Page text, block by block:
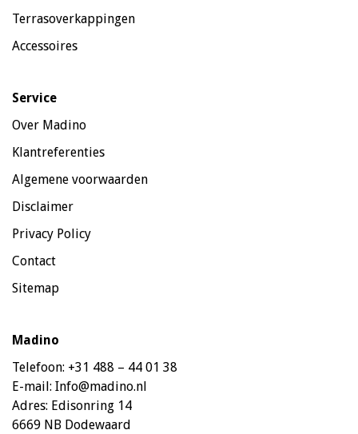
Terrasoverkappingen
Accessoires
Service
Over Madino
Klantreferenties
Algemene voorwaarden
Disclaimer
Privacy Policy
Contact
Sitemap
Madino
Telefoon: +31 488 – 44 01 38
E-mail: Info@madino.nl
Adres: Edisonring 14
6669 NB Dodewaard